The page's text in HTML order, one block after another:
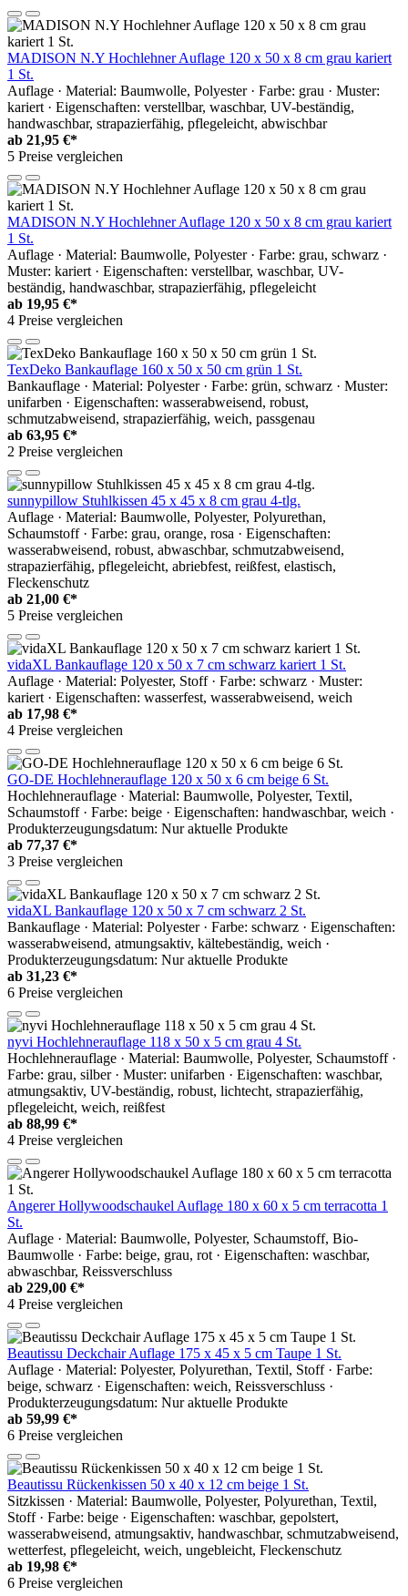
MADISON N.Y Hochlehner Auflage 120 x 50 x 8 cm grau kariert
1 St.
Auflage · Material: Baumwolle, Polyester · Farbe: grau · Muster:
kariert · Eigenschaften: verstellbar, waschbar, UV-beständig,
handwaschbar, strapazierfähig, pflegeleicht, abwischbar
ab 21,95 €*
5 Preise vergleichen
MADISON N.Y Hochlehner Auflage 120 x 50 x 8 cm grau kariert
1 St.
Auflage · Material: Baumwolle, Polyester · Farbe: grau, schwarz ·
Muster: kariert · Eigenschaften: verstellbar, waschbar, UV-
beständig, handwaschbar, strapazierfähig, pflegeleicht
ab 19,95 €*
4 Preise vergleichen
TexDeko Bankauflage 160 x 50 x 50 cm grün 1 St.
Bankauflage · Material: Polyester · Farbe: grün, schwarz · Muster:
unifarben · Eigenschaften: wasserabweisend, robust,
schmutzabweisend, strapazierfähig, weich, passgenau
ab 63,95 €*
2 Preise vergleichen
sunnypillow Stuhlkissen 45 x 45 x 8 cm grau 4-tlg.
Auflage · Material: Baumwolle, Polyester, Polyurethan,
Schaumstoff · Farbe: grau, orange, rosa · Eigenschaften:
wasserabweisend, robust, abwaschbar, schmutzabweisend,
strapazierfähig, pflegeleicht, abriebfest, reißfest, elastisch,
Fleckenschutz
ab 21,00 €*
5 Preise vergleichen
vidaXL Bankauflage 120 x 50 x 7 cm schwarz kariert 1 St.
Auflage · Material: Polyester, Stoff · Farbe: schwarz · Muster:
kariert · Eigenschaften: wasserfest, wasserabweisend, weich
ab 17,98 €*
4 Preise vergleichen
GO-DE Hochlehnerauflage 120 x 50 x 6 cm beige 6 St.
Hochlehnerauflage · Material: Baumwolle, Polyester, Textil,
Schaumstoff · Farbe: beige · Eigenschaften: handwaschbar, weich ·
Produkterzeugungsdatum: Nur aktuelle Produkte
ab 77,37 €*
3 Preise vergleichen
vidaXL Bankauflage 120 x 50 x 7 cm schwarz 2 St.
Bankauflage · Material: Polyester · Farbe: schwarz · Eigenschaften:
wasserabweisend, atmungsaktiv, kältebeständig, weich ·
Produkterzeugungsdatum: Nur aktuelle Produkte
ab 31,23 €*
6 Preise vergleichen
nyvi Hochlehnerauflage 118 x 50 x 5 cm grau 4 St.
Hochlehnerauflage · Material: Baumwolle, Polyester, Schaumstoff ·
Farbe: grau, silber · Muster: unifarben · Eigenschaften: waschbar,
atmungsaktiv, UV-beständig, robust, lichtecht, strapazierfähig,
pflegeleicht, weich, reißfest
ab 88,99 €*
4 Preise vergleichen
Angerer Hollywoodschaukel Auflage 180 x 60 x 5 cm terracotta 1
St.
Auflage · Material: Baumwolle, Polyester, Schaumstoff, Bio-
Baumwolle · Farbe: beige, grau, rot · Eigenschaften: waschbar,
abwaschbar, Reissverschluss
ab 229,00 €*
4 Preise vergleichen
Beautissu Deckchair Auflage 175 x 45 x 5 cm Taupe 1 St.
Auflage · Material: Polyester, Polyurethan, Textil, Stoff · Farbe:
beige, schwarz · Eigenschaften: weich, Reissverschluss ·
Produkterzeugungsdatum: Nur aktuelle Produkte
ab 59,99 €*
6 Preise vergleichen
Beautissu Rückenkissen 50 x 40 x 12 cm beige 1 St.
Sitzkissen · Material: Baumwolle, Polyester, Polyurethan, Textil,
Stoff · Farbe: beige · Eigenschaften: waschbar, gepolstert,
wasserabweisend, atmungsaktiv, handwaschbar, schmutzabweisend,
wetterfest, pflegeleicht, weich, ungebleicht, Fleckenschutz
ab 19,98 €*
6 Preise vergleichen